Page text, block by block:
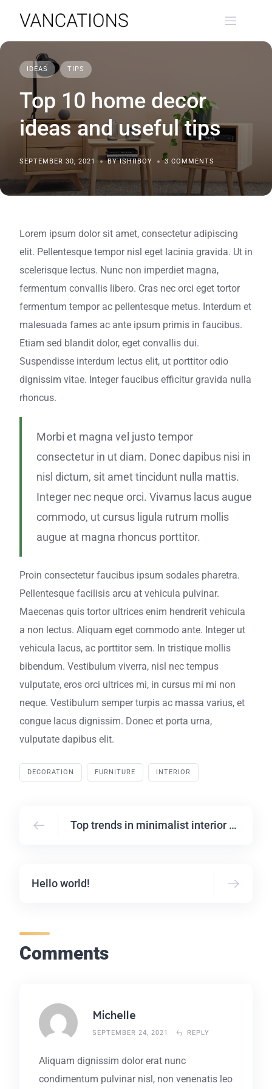
IDEAS TIPS
Top 10 home decor
ideas and useful tips
SEPTEMBER 30, 2021 BY ISHIIBOY 3 COMMENTS
Lorem ipsum dolor sit amet, consectetur adipiscing
elit. Pellentesque tempor nisl eget lacinia gravida. Ut in
scelerisque lectus. Nunc non imperdiet magna,
fermentum convallis libero. Cras nec orci eget tortor
fermentum tempor ac pellentesque metus. Interdum et
malesuada fames ac ante ipsum primis in faucibus.
Etiam sed blandit dolor, eget convallis dui.
Suspendisse interdum lectus elit, ut porttitor odio
dignissim vitae. Integer faucibus efficitur gravida nulla
rhoncus.
Morbi et magna vel justo tempor
consectetur in ut diam. Donec dapibus nisi in
nisl dictum, sit amet tincidunt nulla mattis.
Integer nec neque orci. Vivamus lacus augue
commodo, ut cursus ligula rutrum mollis
augue at magna rhoncus porttitor.
Proin consectetur faucibus ipsum sodales pharetra.
Pellentesque facilisis arcu at vehicula pulvinar.
Maecenas quis tortor ultrices enim hendrerit vehicula
a non lectus. Aliquam eget commodo ante. Integer ut
vehicula lacus, ac porttitor sem. In tristique mollis
bibendum. Vestibulum viverra, nisl nec tempus
vulputate, eros orci ultrices mi, in cursus mi mi non
neque. Vestibulum semper turpis ac massa varius, et
congue lacus dignissim. Donec et porta urna,
vulputate dapibus elit.
DECORATION FURNITURE INTERIOR
Top trends in minimalist interior design
Hello world!
Comments
Michelle
SEPTEMBER 24, 2021 REPLY
Aliquam dignissim dolor erat nunc
condimentum pulvinar nisl, non venenatis leo